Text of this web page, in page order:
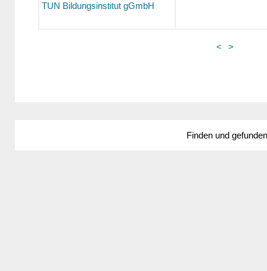
TUN Bildungsinstitut gGmbH
< >
Finden und